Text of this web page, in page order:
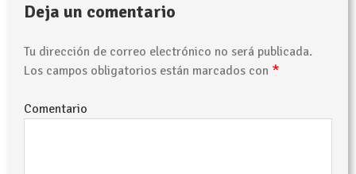
Deja un comentario
Tu dirección de correo electrónico no será publicada.
Los campos obligatorios están marcados con *
Comentario